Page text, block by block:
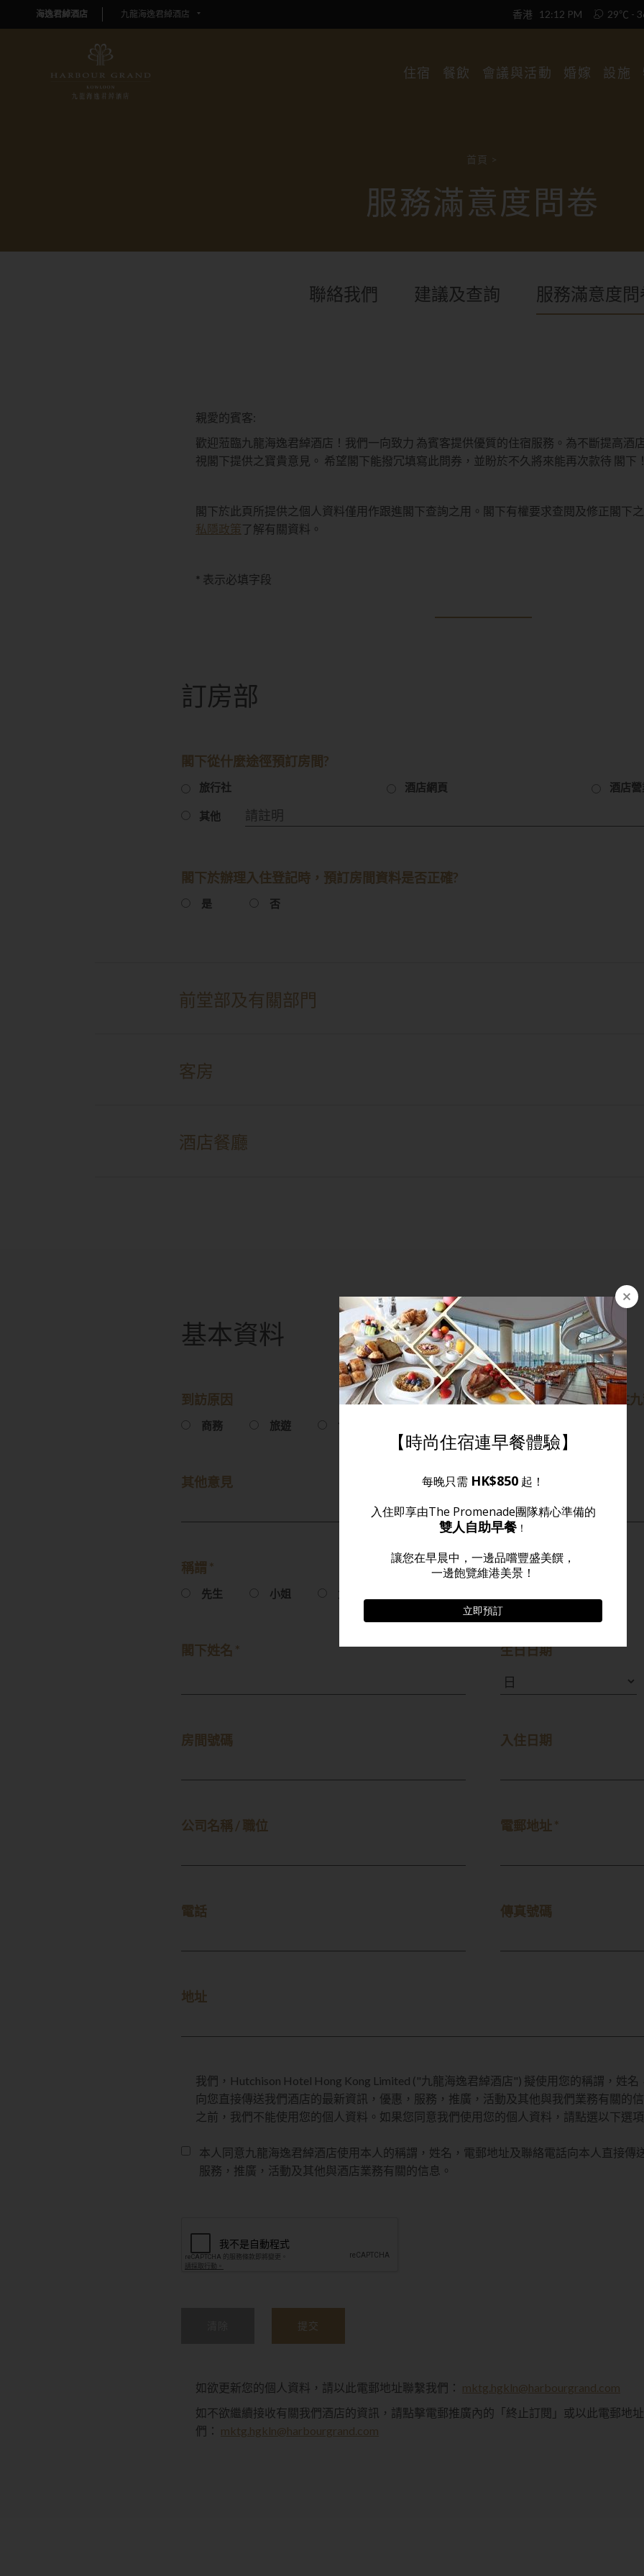
海逸君綽酒店 九龍海逸君綽酒店 香港 12:12 PM 29℃ -
住宿 餐飲 會議與活動 婚嫁 設施
首頁 >
服務滿意度問卷
聯絡我們 建議及查詢 服務滿意度問
親愛的賓客:
歡迎蒞臨九龍海逸君綽酒店！我們一向致力 為賓客提供優質的住宿服務。為不斷提高酒
視閣下提供之寶貴意見。 希望閣下能撥冗填寫此問券，並盼於不久將來能再次款待 閣下
閣下於此頁所提供之個人資料僅用作跟進閣下查詢之用。閣下有權要求查閱及修正閣下
私隱政策了解有關資料。
* 表示必填字段
訂房部
閣下從什麼途徑預訂房間?
旅行社 酒店網頁 酒店
其他
閣下於辦理入住登記時，預訂房間資料是否正確?
是 否
前堂部及有關部門
客房
酒店餐廳
基本資料
到訪原因
商務 旅遊 會議
閣下會否推薦朋友入住
其他意見
稱謂 *
先生 小姐 太太
閣下姓名 * 生日日期
房間號碼 入住日期
公司名稱 / 職位 電郵地址 *
電話 傳真號碼
地址
我們，Hutchison Hotel Hong Kong Limited ("九龍海逸君綽酒店") 擬使用您的稱謂，姓
向您直接傳送我們酒店的最新資訊，優惠，服務，推廣，活動及其他與我們業務有關的
之前，我們不能使用您的個人資料。如果您同意我們使用您的個人資料，請點選以下選
本人同意九龍海逸君綽酒店使用本人的稱謂，姓名，電郵地址及聯絡電話向本人直接傳
服務，推廣，活動及其他與酒店業務有關的信息。
提交
如欲更新您的個人資料，請以此電郵地址聯繫我們： mktg.hgkln@harbourgrand.com
如不欲繼續接收有關我們酒店的資訊，請點擊電郵推廣內的「終止訂閱」或以此電郵地
們： mktg.hgkln@harbourgrand.com